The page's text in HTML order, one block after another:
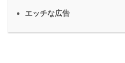
エッチな広告